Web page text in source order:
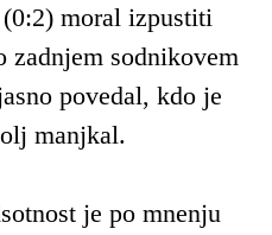
(0:2) moral izpustiti
zadnjem sodnikovem
povedal, kdo je
manjkal.
je po mnenju